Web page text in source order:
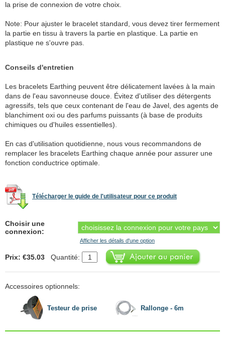
la prise de connexion de votre choix.
Note: Pour ajuster le bracelet standard, vous devez tirer fermement
la partie en tissu à travers la partie en plastique. La partie en
plastique ne s'ouvre pas.
Conseils d'entretien
Les bracelets Earthing peuvent être délicatement lavées à la main
dans de l'eau savonneuse douce. Évitez d'utiliser des détergents
agressifs, tels que ceux contenant de l'eau de Javel, des agents de
blanchiment oxi ou des parfums puissants (à base de produits
chimiques ou d'huiles essentielles).
En cas d'utilisation quotidienne, nous vous recommandons de
remplacer les bracelets Earthing chaque année pour assurer une
fonction conductrice optimale.
Télécharger le guide de l'utilisateur pour ce produit
Choisir une
connexion:
Afficher les détails d'une option
Prix: €35.03 Quantité:
Accessoires optionnels:
Testeur de prise Rallonge - 6m